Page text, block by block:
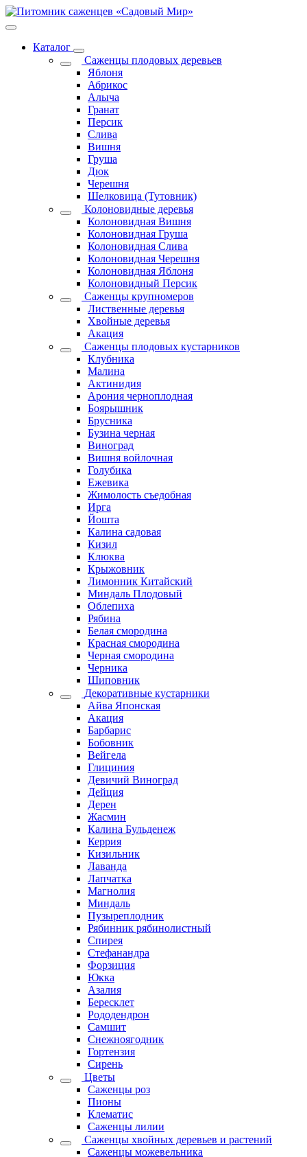
Каталог
Саженцы плодовых деревьев
Яблоня
Абрикос
Алыча
Гранат
Персик
Слива
Вишня
Груша
Дюк
Черешня
Шелковица (Тутовник)
Колоновидные деревья
Колоновидная Вишня
Колоновидная Груша
Колоновидная Слива
Колоновидная Черешня
Колоновидная Яблоня
Колоновидный Персик
Саженцы крупномеров
Лиственные деревья
Хвойные деревья
Акация
Саженцы плодовых кустарников
Клубника
Малина
Актинидия
Арония черноплодная
Боярышник
Брусника
Бузина черная
Виноград
Вишня войлочная
Голубика
Ежевика
Жимолость съедобная
Ирга
Йошта
Калина садовая
Кизил
Клюква
Крыжовник
Лимонник Китайский
Миндаль Плодовый
Облепиха
Рябина
Белая смородина
Красная смородина
Черная смородина
Черника
Шиповник
Декоративные кустарники
Айва Японская
Акация
Барбарис
Бобовник
Вейгела
Глициния
Девичий Виноград
Дейция
Дерен
Жасмин
Калина Бульденеж
Керрия
Кизильник
Лаванда
Лапчатка
Магнолия
Миндаль
Пузыреплодник
Рябинник рябинолистный
Спирея
Стефанандра
Форзиция
Юкка
Азалия
Бересклет
Рододендрон
Самшит
Снежноягодник
Гортензия
Сирень
Цветы
Саженцы роз
Пионы
Клематис
Саженцы лилии
Саженцы хвойных деревьев и растений
Саженцы можевельника